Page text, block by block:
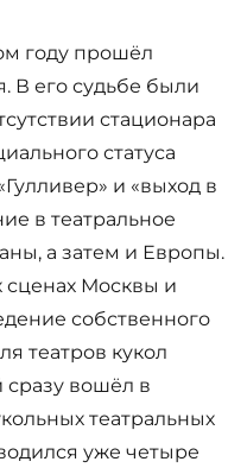
году прошёл
В его судьбе были
стационара
статуса
и «выход в
в театральное
а затем и Европы.
сценах Москвы и
собственного
театров кукол
сразу вошёл в
театральных
уже четыре